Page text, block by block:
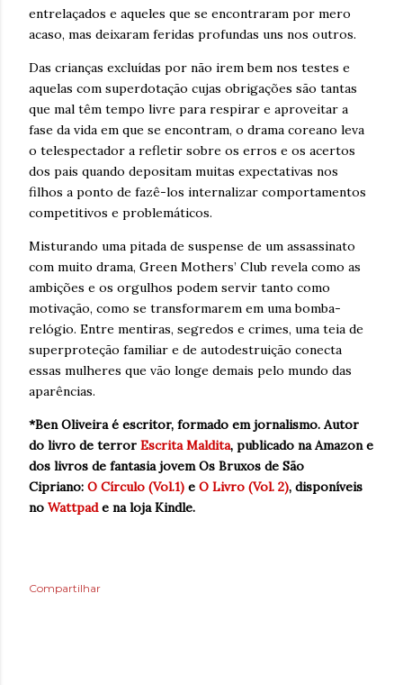
entrelaçados e aqueles que se encontraram por mero
acaso, mas deixaram feridas profundas uns nos outros.
Das crianças excluídas por não irem bem nos testes e
aquelas com superdotação cujas obrigações são tantas
que mal têm tempo livre para respirar e aproveitar a
fase da vida em que se encontram, o drama coreano leva
o telespectador a refletir sobre os erros e os acertos
dos pais quando depositam muitas expectativas nos
filhos a ponto de fazê-los internalizar comportamentos
competitivos e problemáticos.
Misturando uma pitada de suspense de um assassinato
com muito drama, Green Mothers’ Club revela como as
ambições e os orgulhos podem servir tanto como
motivação, como se transformarem em uma bomba-
relógio. Entre mentiras, segredos e crimes, uma teia de
superproteção familiar e de autodestruição conecta
essas mulheres que vão longe demais pelo mundo das
aparências.
*Ben Oliveira é escritor, formado em jornalismo. Autor
do livro de terror Escrita Maldita, publicado na Amazon e
dos livros de fantasia jovem Os Bruxos de São
Cipriano: O Círculo (Vol.1) e O Livro (Vol. 2), disponíveis
no Wattpade na loja Kindle.
Compartilhar